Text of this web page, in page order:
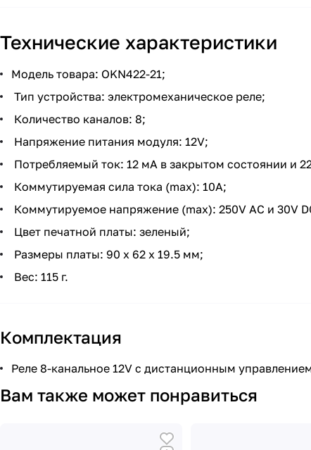
Технические характеристики
Модель товара: OKN422-21;
Тип устройства: электромеханическое реле;
Количество каналов: 8;
Напряжение питания модуля: 12V;
Потребляемый ток: 12 мА в закрытом состоянии и
Коммутируемая сила тока (max): 10A;
Коммутируемое напряжение (max): 250V AC и 30V
Цвет печатной платы: зеленый;
Размеры платы: 90 x 62 x 19.5 мм;
Вес: 115 г.
Комплектация
Реле 8-канальное 12V с дистанционным
Вам также может понравиться